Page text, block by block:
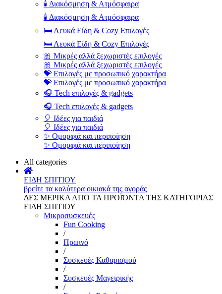
🕯️ Διακόσμηση & Ατμόσφαιρα
🕯️ Διακόσμηση & Ατμόσφαιρα
🛏️ Λευκά Είδη & Cozy Επιλογές
🛏️ Λευκά Είδη & Cozy Επιλογές
🎀 Μικρές αλλά ξεχωριστές επιλογές
🎀 Μικρές αλλά ξεχωριστές επιλογές
💝 Επιλογές με προσωπικό χαρακτήρα
💝 Επιλογές με προσωπικό χαρακτήρα
🎧 Tech επιλογές & gadgets
🎧 Tech επιλογές & gadgets
🎈 Ιδέες για παιδιά
🎈 Ιδέες για παιδιά
✨ Ομορφιά και περιποίηση
✨ Ομορφιά και περιποίηση
All categories
ΕΙΔΗ ΣΠΙΤΙΟΥ
βρείτε τα καλύτερα οικιακά της αγοράς
ΔΕΣ ΜΕΡΙΚΑ ΑΠΌ ΤΑ ΠΡΟΪΌΝΤΑ ΤΗΣ ΚΑΤΗΓΟΡΙΑΣ
ΕΙΔΗ ΣΠΙΤΙΟΥ
Μικροσυσκευές
Fun Cooking
/
Πρωινό
/
Συσκευές Καθαρισμού
/
Συσκευές Μαγειρικής
/